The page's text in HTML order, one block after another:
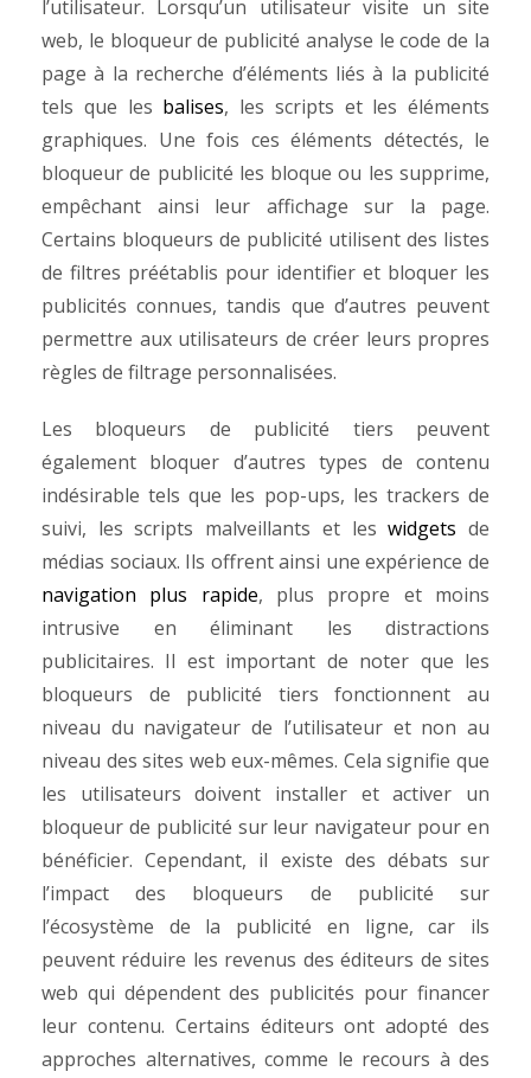
l’utilisateur. Lorsqu’un utilisateur visite un site
web, le bloqueur de publicité analyse le code de la
page à la recherche d’éléments liés à la publicité
tels que les balises, les scripts et les éléments
graphiques. Une fois ces éléments détectés, le
bloqueur de publicité les bloque ou les supprime,
empêchant ainsi leur affichage sur la page.
Certains bloqueurs de publicité utilisent des listes
de filtres préétablis pour identifier et bloquer les
publicités connues, tandis que d’autres peuvent
permettre aux utilisateurs de créer leurs propres
règles de filtrage personnalisées.
Les bloqueurs de publicité tiers peuvent
également bloquer d’autres types de contenu
indésirable tels que les pop-ups, les trackers de
suivi, les scripts malveillants et leswidgetsde
médias sociaux. Ils offrent ainsi une expérience de
navigation plus rapide, plus propre et moins
intrusive en éliminant les distractions
publicitaires. Il est important de noter que les
bloqueurs de publicité tiers fonctionnent au
niveau du navigateur de l’utilisateur et non au
niveau des sites web eux-mêmes. Cela signifie que
les utilisateurs doivent installer et activer un
bloqueur de publicité sur leur navigateur pour en
bénéficier.Cependant, il existe des débats sur
l’impact des bloqueurs de publicité sur
l’écosystème de la publicité en ligne, car ils
peuvent réduire les revenus des éditeurs de sites
web qui dépendent des publicités pour financer
leur contenu. Certains éditeurs ont adopté des
approches alternatives, comme le recours à des